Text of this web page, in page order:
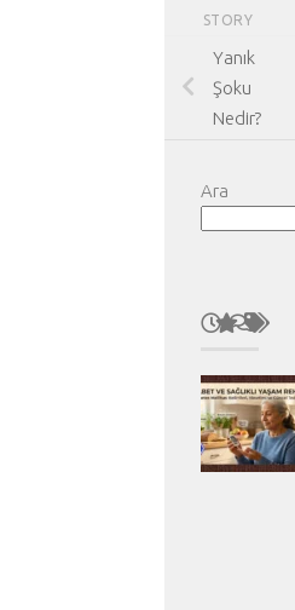
STORY
Yanık
Şoku
Nedir?
Ara